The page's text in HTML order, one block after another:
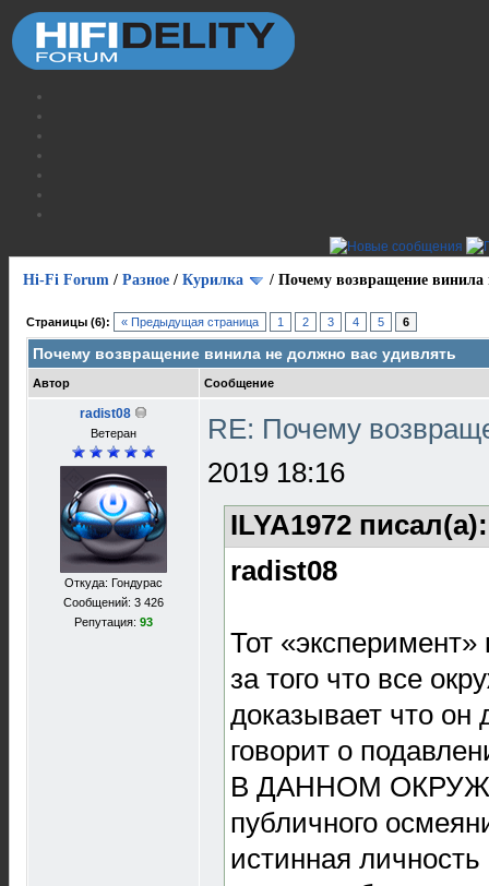
Hi-Fi Forum / Разное / Курилка / Почему возвращение винила
Страницы (6): « Предыдущая страница 1 2 3 4 5 6
Почему возвращение винила не должно вас удивлять
Автор Сообщение
radist08
Ветеран
Откуда: Гондурас
Сообщений: 3 426
Репутация: 93
RE: Почему
2019 18:16
ILYA1972
radist08
Тот «эксперимент»
за того что все
доказывает что он
говорит о
В ДАННОМ
публичного
истинная